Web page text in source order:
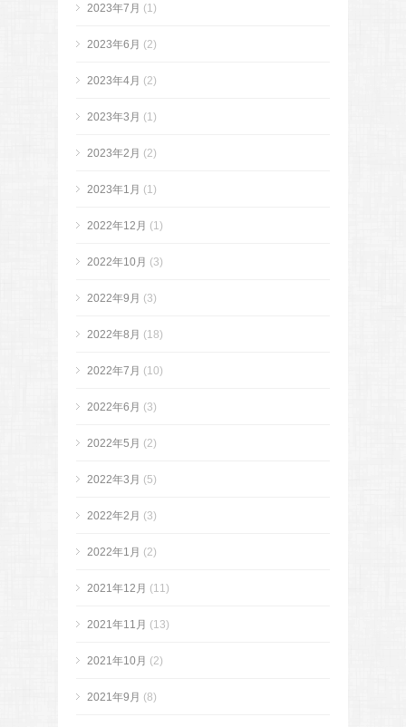
2023年7月 (1)
2023年6月 (2)
2023年4月 (2)
2023年3月 (1)
2023年2月 (2)
2023年1月 (1)
2022年12月 (1)
2022年10月 (3)
2022年9月 (3)
2022年8月 (18)
2022年7月 (10)
2022年6月 (3)
2022年5月 (2)
2022年3月 (5)
2022年2月 (3)
2022年1月 (2)
2021年12月 (11)
2021年11月 (13)
2021年10月 (2)
2021年9月 (8)